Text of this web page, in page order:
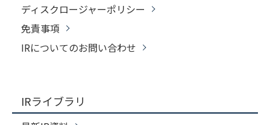
ディスクロージャーポリシー
免責事項
IRについてのお問い合わせ
IRライブラリ